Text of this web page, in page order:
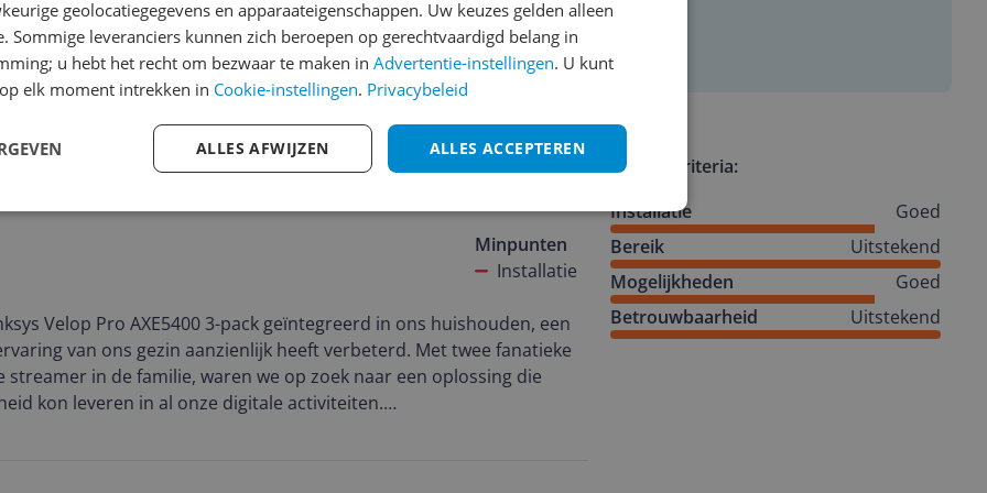
huis!
Velop Pro AXE5400 3-pack geïntegreerd in ons huishouden, een
van ons gezin aanzienlijk heeft verbeterd. Met twee fanatieke
streamer in de familie, waren we op zoek naar een oplossing die
kon leveren in al onze digitale activiteiten.
in ons interieur, en de plaatsing van de drie units zorgde
Minpunten
Installatie
Review criteria:
Installatie
Goed
Bereik
Uitstekend
Mogelijkheden
Goed
Betrouwbaarheid
Uitstekend
geolocatiegegevens en apparaateigenschappen. Uw keuzes gelden alleen
Sommige leveranciers kunnen zich beroepen op gerechtvaardigd belang in
u hebt het recht om bezwaar te maken in Advertentie-instellingen. U kunt
elk moment intrekken in Cookie-instellingen. Privacybeleid
ALLES ACCEPTEREN
ALLES AFWIJZEN